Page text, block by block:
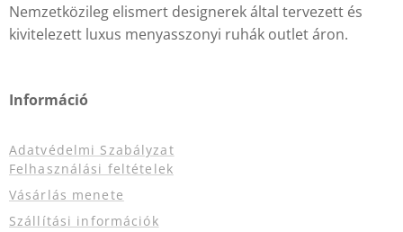
Nemzetközileg elismert designerek által tervezett és
kivitelezett luxus menyasszonyi ruhák outlet áron.
Információ
Adatvédelmi Szabályzat
Felhasználási feltételek
Vásárlás menete
Szállítási információk